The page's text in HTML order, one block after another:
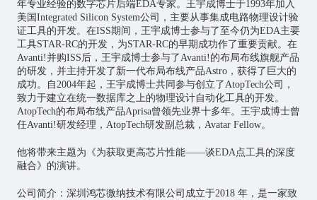
年专业经验的数字芯片后端EDA专家。王宇成博士于1993年加入
美国Integrated Silicon System公司，主要从事集成电路物理设计验
证工具的开发。在ISS期间，王宇成博士参与了至今仍为EDA主要
工具STAR-RC的开发，为STAR-RC的早期成功作了重要贡献。在
Avanti!并购ISS后，王宇成博士参与了Avanti!的布局布线旗舰产品
的研发，并主持开发了新一代布局布线产品Astro，获得了巨大的
成功。自2004年起，王宇成博士共同参与创立了AtopTech公司，
致力于建立在统一数据库之上的物理设计自动化工具的开发。
AtopTech的布局布线产品Aprisa曾领先业界十多年。王宇成博士曾
任Avanti!研发经理，AtopTech研发副总裁，Avatar Fellow。
他将带来主题为《为获取更高芯片性能——谈EDA点工具的深度
融合》的演讲。
公司简介：深圳鸿芯微纳技术有限公司成立于2018 年，是一家致